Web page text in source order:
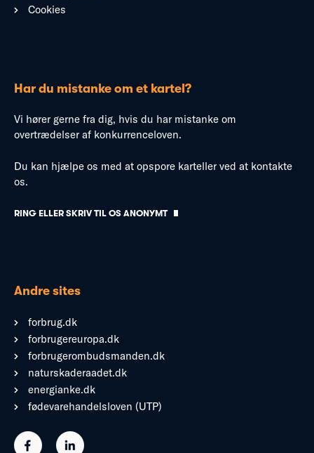
Cookies
Har du mistanke om et kartel?
Vi hører gerne fra dig, hvis du har mistanke om
overtrædelser af konkurrenceloven.
Du kan hjælpe os med at opspore karteller ved at kontakte
os.
RING ELLER SKRIV TIL OS ANONYMT
Andre sites
forbrug.dk
forbrugereuropa.dk
forbrugerombudsmanden.dk
naturskaderaadet.dk
energianke.dk
fødevarehandelsloven (UTP)